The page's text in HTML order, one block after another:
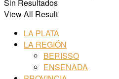
Sin Resultados
View All Result
LA PLATA
LA REGIÓN
BERISSO
ENSENADA